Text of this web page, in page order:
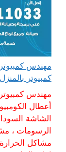
كمبيوتر بالمنزل
مهندس
أعطال
الشاشة
الرسومات ،
مشاكل